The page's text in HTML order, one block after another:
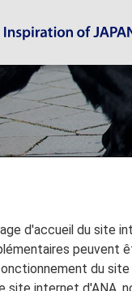
Informations
d'accueil du site
peuvent
du
site internet d'ANA,